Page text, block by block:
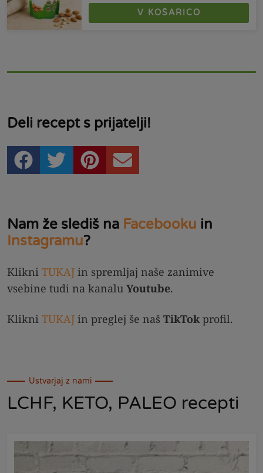
V KOŠARICO
Deli recept s prijatelji!
Nam že slediš na Facebooku in
Instagramu?
Klikni TUKAJ in spremljaj naše zanimive
vsebine tudi na kanalu Youtube.
Klikni TUKAJ in preglej še naš TikTok profil.
Ustvarjaj z nami
LCHF, KETO, PALEO recepti